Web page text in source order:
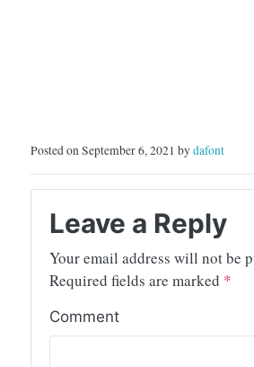
Posted on September 6, 2021 bydafont
Leave a Reply
Your email address will not be
Required fields are marked *
Comment